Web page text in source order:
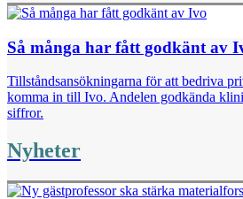
Så många har fått godkänt av
Tillståndsansökningarna för att bedriva
komma in till Ivo. Andelen godkända
siffror.
Nyheter